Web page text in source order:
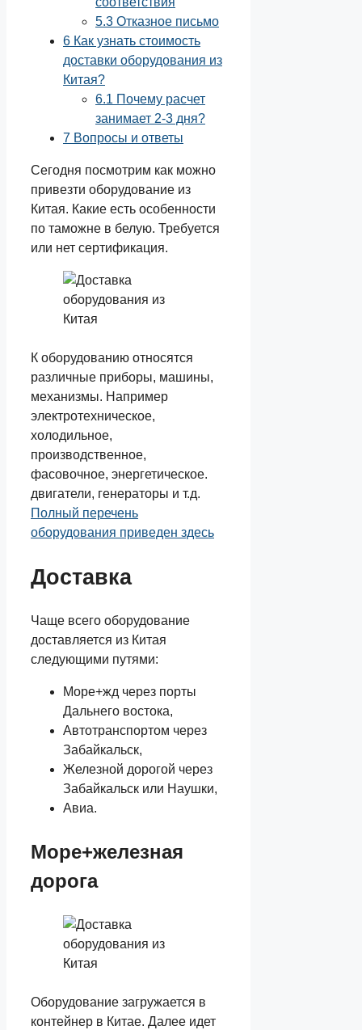
5.3 Отказное письмо
6 Как узнать стоимость
доставки оборудования из
Китая?
6.1 Почему расчет
занимает 2-3 дня?
7 Вопросы и ответы
Сегодня посмотрим как можно
привезти оборудование из
Китая. Какие есть особенности
по таможне в белую. Требуется
или нет сертификация.
К оборудованию относятся
различные приборы, машины,
механизмы. Например
электротехническое,
холодильное,
производственное,
фасовочное, энергетическое.
двигатели, генераторы и т.д.
Полный перечень
оборудования приведен здесь
Доставка
Чаще всего оборудование
доставляется из Китая
следующими путями:
Море+жд через порты
Дальнего востока,
Автотранспортом через
Забайкальск,
Железной дорогой через
Забайкальск или Наушки,
Авиа.
Море+железная
дорога
Оборудование загружается в
контейнер в Китае. Далее идет